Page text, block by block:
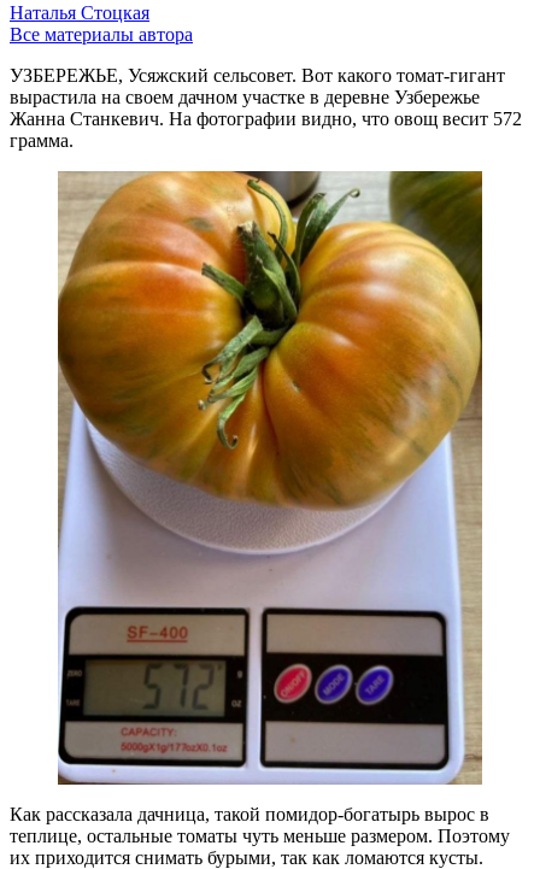
Наталья Стоцкая
Все материалы автора
УЗБЕРЕЖЬЕ, Усяжский сельсовет. Вот какого томат-гигант
вырастила на своем дачном участке в деревне Узбережье
Жанна Станкевич. На фотографии видно, что овощ весит 572
грамма.
Как рассказала дачница, такой помидор-богатырь вырос в
теплице, остальные томаты чуть меньше размером. Поэтому
их приходится снимать бурыми, так как ломаются кусты.